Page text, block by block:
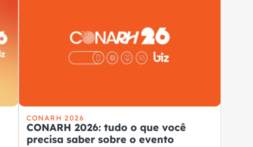
CONARH 2026
CONARH 2026: tudo o que você
precisa saber sobre o evento